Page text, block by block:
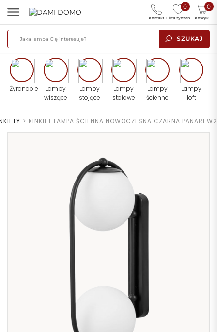
SZUKAJ
0
Lista życzeń
0
Koszyk
Kontakt
Żyrandole
Lampy
wiszące
Lampy
stojące
Lampy
stołowe
Lampy
ścienne
Lampy
loft
> KINKIET LAMPA ŚCIENNA NOWOCZESNA CZARNA PANARI W2